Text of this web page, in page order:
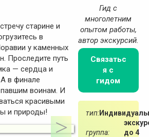
Гид с
многолетним
опытом работы,
автор экскурсий.
Связатьс
я с
гидом
тип:
группа:
до 4
старине и
в
у каменных
Проследите путь
— сердца и
в финале
воинам. И
красивыми
и природы!